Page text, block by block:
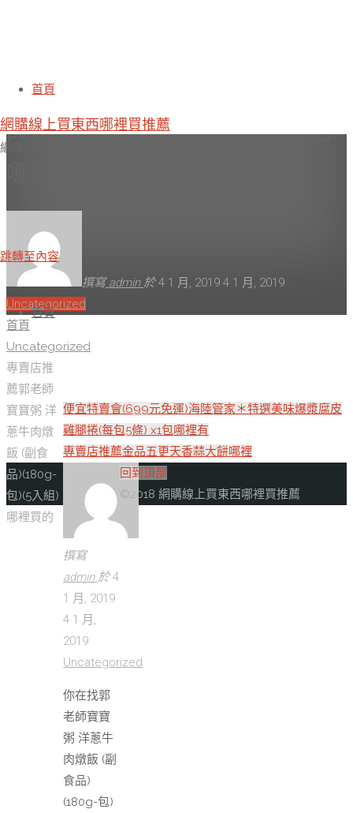
首頁
網購線上買東西哪裡買推薦
網購線上買東西哪裡買推薦
跳轉至內容
首頁
專賣店推薦郭老師寶寶粥 洋蔥牛
肉燉飯 (副食品)(180g-包)(5入組)
撰寫 admin 於 4 1 月, 2019 4 1 月, 2019
Uncategorized
首頁
Uncategorized
專賣店推
薦郭老師
寶寶粥 洋
蔥牛肉燉
飯 (副食
品)(180g-
包)(5入組)
哪裡買的
便宜特賣會(699元免運)海陸管家＊特選美味爆漿腐皮
雞腿捲(每包5條) x1包哪裡有
專賣店推薦金品五更天香蒜大餅哪裡
撰寫
admin 於 4
1 月, 2019
4 1 月,
2019
Uncategorized
你在找郭
老師寶寶
粥 洋蔥牛
肉燉飯 (副
食品)
(180g-包)
回到頂部
©2018 網購線上買東西哪裡買推薦